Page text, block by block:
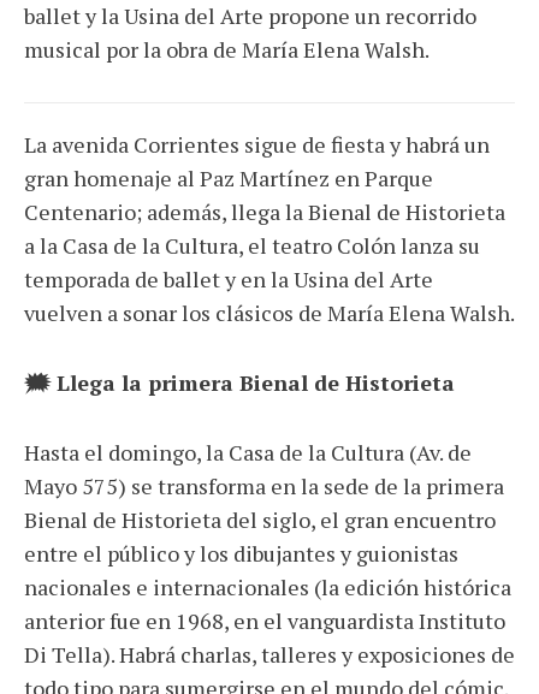
ballet y la Usina del Arte propone un recorrido
musical por la obra de María Elena Walsh.
La avenida Corrientes sigue de fiesta y habrá un
gran homenaje al Paz Martínez en Parque
Centenario; además, llega la Bienal de Historieta
a la Casa de la Cultura, el teatro Colón lanza su
temporada de ballet y en la Usina del Arte
vuelven a sonar los clásicos de María Elena Walsh.
🗯️ Llega la primera Bienal de Historieta
Hasta el domingo, la Casa de la Cultura (Av. de
Mayo 575) se transforma en la sede de la primera
Bienal de Historieta del siglo, el gran encuentro
entre el público y los dibujantes y guionistas
nacionales e internacionales (la edición histórica
anterior fue en 1968, en el vanguardista Instituto
Di Tella). Habrá charlas, talleres y exposiciones de
todo tipo para sumergirse en el mundo del cómic.